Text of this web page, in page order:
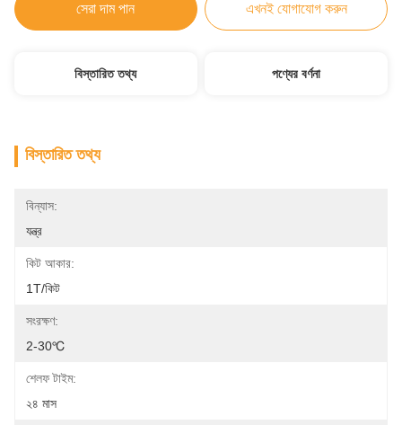
সেরা দাম পান এখনই যোগাযোগ করুন
বিস্তারিত তথ্য পণ্যের বর্ণনা
বিস্তারিত তথ্য
বিন্যাস:
যন্ত্র
কিট আকার:
1T/কিট
সংরক্ষণ:
2-30℃
শেলফ টাইম:
২৪ মাস